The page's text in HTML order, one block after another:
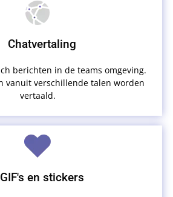
Chatvertaling
berichten in de teams omgeving.
vanuit verschillende talen worden
vertaald.
GIF's en stickers